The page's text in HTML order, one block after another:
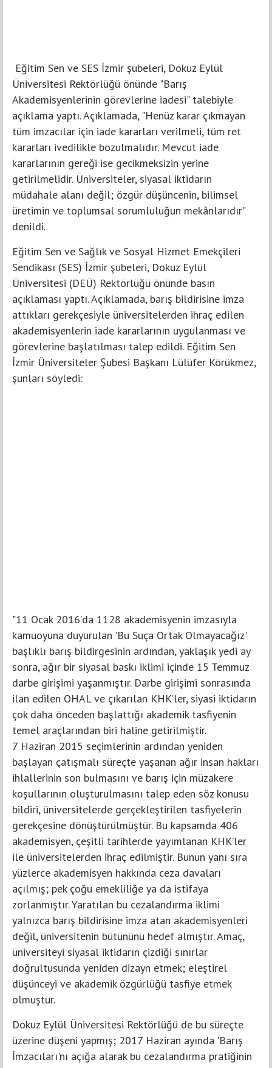
Eğitim Sen ve SES İzmir şubeleri, Dokuz Eylül
Üniversitesi Rektörlüğü önünde "Barış
Akademisyenlerinin görevlerine iadesi" talebiyle
açıklama yaptı. Açıklamada, "Henüz karar çıkmayan
tüm imzacılar için iade kararları verilmeli, tüm ret
kararları ivedilikle bozulmalıdır. Mevcut iade
kararlarının gereği ise gecikmeksizin yerine
getirilmelidir. Üniversiteler, siyasal iktidarın
müdahale alanı değil; özgür düşüncenin, bilimsel
üretimin ve toplumsal sorumluluğun mekânlarıdır"
denildi.
Eğitim Sen ve Sağlık ve Sosyal Hizmet Emekçileri
Sendikası (SES) İzmir şubeleri, Dokuz Eylül
Üniversitesi (DEÜ) Rektörlüğü önünde basın
açıklaması yaptı. Açıklamada, barış bildirisine imza
attıkları gerekçesiyle üniversitelerden ihraç edilen
akademisyenlerin iade kararlarının uygulanması ve
görevlerine başlatılması talep edildi. Eğitim Sen
İzmir Üniversiteler Şubesi Başkanı Lülüfer Körükmez,
şunları söyledi:
"11 Ocak 2016’da 1128 akademisyenin imzasıyla
kamuoyuna duyurulan 'Bu Suça Ortak Olmayacağız'
başlıklı barış bildirgesinin ardından, yaklaşık yedi ay
sonra, ağır bir siyasal baskı iklimi içinde 15 Temmuz
darbe girişimi yaşanmıştır. Darbe girişimi sonrasında
ilan edilen OHAL ve çıkarılan KHK’ler, siyasi iktidarın
çok daha önceden başlattığı akademik tasfiyenin
temel araçlarından biri haline getirilmiştir.
7 Haziran 2015 seçimlerinin ardından yeniden
başlayan çatışmalı süreçte yaşanan ağır insan hakları
ihlallerinin son bulmasını ve barış için müzakere
koşullarının oluşturulmasını talep eden söz konusu
bildiri, üniversitelerde gerçekleştirilen tasfiyelerin
gerekçesine dönüştürülmüştür. Bu kapsamda 406
akademisyen, çeşitli tarihlerde yayımlanan KHK’ler
ile üniversitelerden ihraç edilmiştir. Bunun yanı sıra
yüzlerce akademisyen hakkında ceza davaları
açılmış; pek çoğu emekliliğe ya da istifaya
zorlanmıştır. Yaratılan bu cezalandırma iklimi
yalnızca barış bildirisine imza atan akademisyenleri
değil, üniversitenin bütününü hedef almıştır. Amaç,
üniversiteyi siyasal iktidarın çizdiği sınırlar
doğrultusunda yeniden dizayn etmek; eleştirel
düşünceyi ve akademik özgürlüğü tasfiye etmek
olmuştur.
Dokuz Eylül Üniversitesi Rektörlüğü de bu süreçte
üzerine düşeni yapmış; 2017 Haziran ayında 'Barış
İmzacıları'nı açığa alarak bu cezalandırma pratiğinin